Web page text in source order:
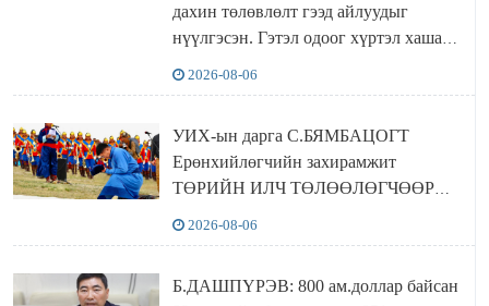
дахин төлөвлөлт гээд айлуудыг
нүүлгэсэн. Гэтэл одоог хүртэл хашаа
2026-08-06
УИХ-ын дарга С.БЯМБАЦОГТ
Ерөнхийлөгчийн захирамжит
ТӨРИЙН ИЛЧ ТӨЛӨӨЛӨГЧӨӨР
2026-08-06
Б.ДАШПҮРЭВ: 800 ам.доллар байсан